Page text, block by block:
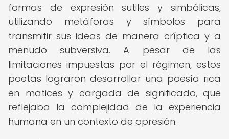
formas de expresión sutiles y simbólicas,
utilizando metáforas y símbolos para
transmitir sus ideas de manera críptica y a
menudo subversiva. A pesar de las
limitaciones impuestas por el régimen, estos
poetas lograron desarrollar una poesía rica
en matices y cargada de significado, que
reflejaba la complejidad de la experiencia
humana en un contexto de opresión.